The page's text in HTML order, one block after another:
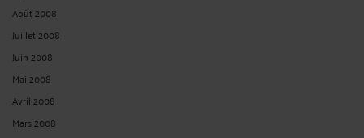
Août 2008
Juillet 2008
Juin 2008
Mai 2008
Avril 2008
Mars 2008